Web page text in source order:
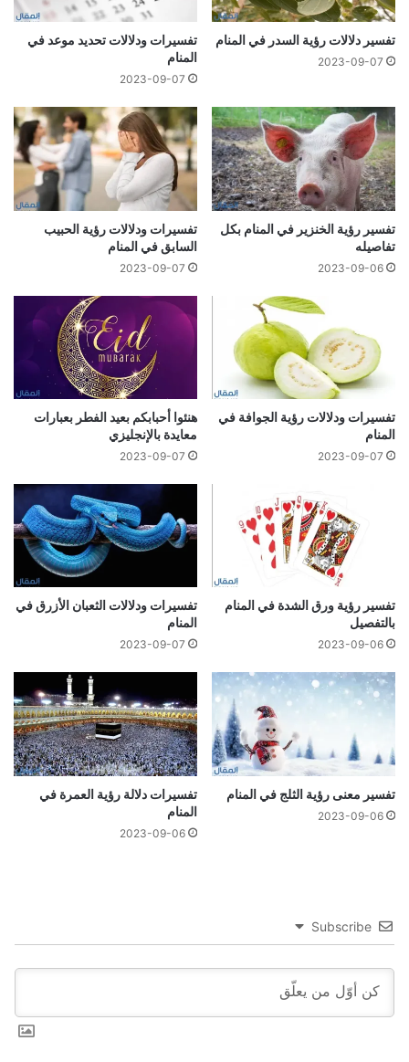
تفسير دلالات رؤية السدر في المنام
2023-09-07
تفسيرات ودلالات تحديد موعد في
المنام
2023-09-07
تفسير رؤية الخنزير في المنام بكل
تفاصيله
2023-09-06
تفسيرات ودلالات رؤية الحبيب
السابق في المنام
2023-09-07
تفسيرات ودلالات رؤية الجوافة في
المنام
2023-09-07
هنئوا أحبابكم بعيد الفطر بعبارات
معايدة بالإنجليزي
2023-09-07
تفسير رؤية ورق الشدة في المنام
بالتفصيل
2023-09-06
تفسيرات ودلالات الثعبان الأزرق في
المنام
2023-09-07
تفسير معنى رؤية الثلج في المنام
2023-09-06
تفسيرات دلالة رؤية العمرة في
المنام
2023-09-06
Subscribe